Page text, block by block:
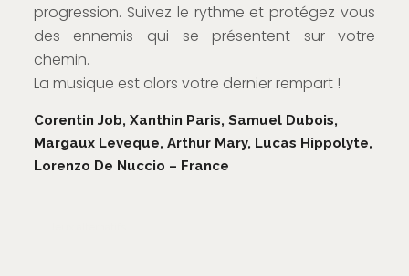
progression. Suivez le rythme et protégez vous
des ennemis qui se présentent sur votre
chemin.
La musique est alors votre dernier rempart !
Corentin Job, Xanthin Paris, Samuel Dubois,
Margaux Leveque, Arthur Mary, Lucas Hippolyte,
Lorenzo De Nuccio – France